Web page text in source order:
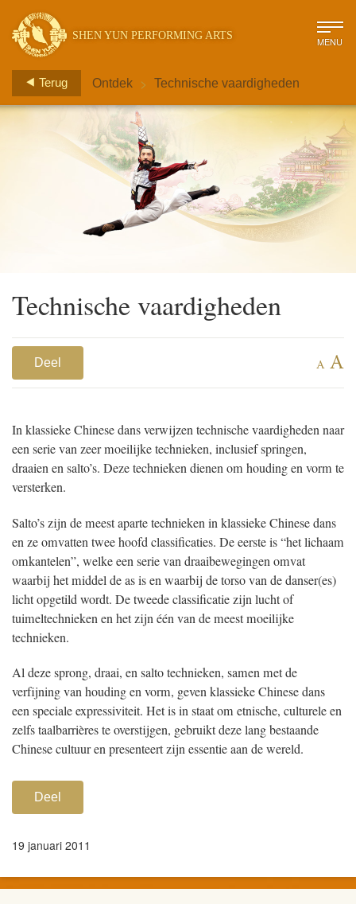
SHEN YUN PERFORMING ARTS MENU
Terug Ontdek > Technische vaardigheden
Technische vaardigheden
Deel A A
In klassieke Chinese dans verwijzen technische vaardigheden naar
een serie van zeer moeilijke technieken, inclusief springen,
draaien en salto’s. Deze technieken dienen om houding en vorm te
versterken.
Salto’s zijn de meest aparte technieken in klassieke Chinese dans
en ze omvatten twee hoofd classificaties. De eerste is “het lichaam
omkantelen”, welke een serie van draaibewegingen omvat
waarbij het middel de as is en waarbij de torso van de danser(es)
licht opgetild wordt. De tweede classificatie zijn lucht of
tuimeltechnieken en het zijn één van de meest moeilijke
technieken.
Al deze sprong, draai, en salto technieken, samen met de
verfijning van houding en vorm, geven klassieke Chinese dans
een speciale expressiviteit. Het is in staat om etnische, culturele en
zelfs taalbarrières te overstijgen, gebruikt deze lang bestaande
Chinese cultuur en presenteert zijn essentie aan de wereld.
Deel
19 januari 2011